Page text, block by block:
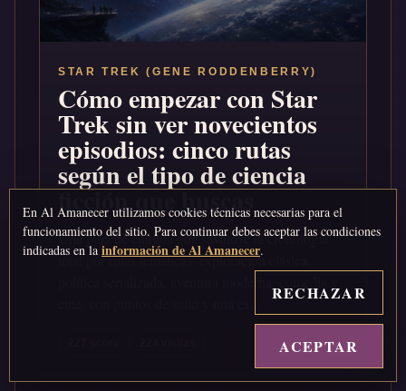
STAR TREK (GENE RODDENBERRY)
Cómo empezar con Star
Trek sin ver novecientos
episodios: cinco rutas
según el tipo de ciencia
ficción que buscas
Una guía de entrada que sustituye la cronología
total por rutas temáticas: exploración clásica,
En Al Amanecer utilizamos cookies técnicas necesarias para el
funcionamiento del sitio. Para continuar debes aceptar las condiciones
indicadas en la información de Al Amanecer.
RECHAZAR
ACEPTAR